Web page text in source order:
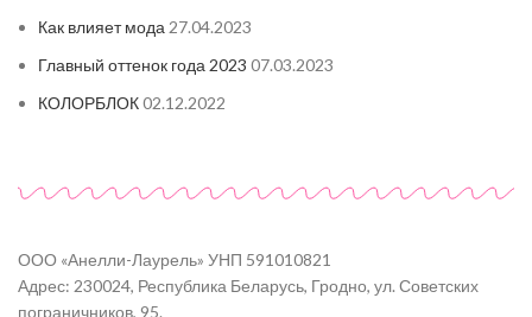
Как влияет мода 27.04.2023
Главный оттенок года 2023 07.03.2023
КОЛОРБЛОК02.12.2022
ООО «Анелли-Лаурель» УНП 591010821
Адрес: 230024, Республика Беларусь, Гродно, ул. Советских
пограничников, 95.